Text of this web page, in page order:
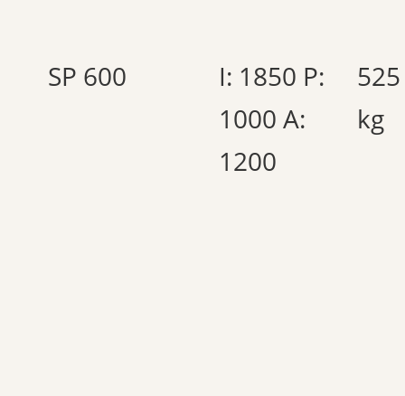
SP 600
I: 1850 P:
1000 A:
1200
525
kg